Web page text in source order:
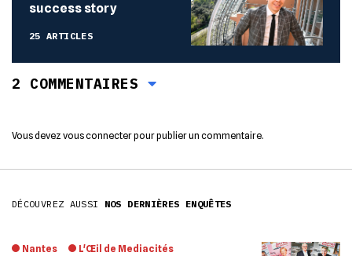
success story
25 ARTICLES
2 COMMENTAIRES
Vous devez vous connecterpour publier un commentaire.
DÉCOUVREZ AUSSI NOS DERNIÈRES ENQUÊTES
Nantes L'Œil de Mediacités